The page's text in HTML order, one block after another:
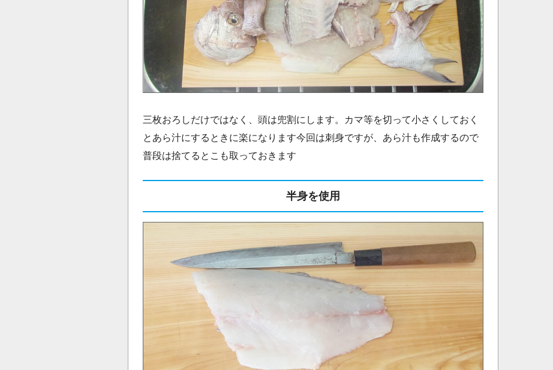
三枚おろしだけではなく、頭は兜割にします。カマ等を切って小さくしておく
とあら汁にするときに楽になります今回は刺身ですが、あら汁も作成するので
普段は捨てるとこも取っておきます
半身を使用